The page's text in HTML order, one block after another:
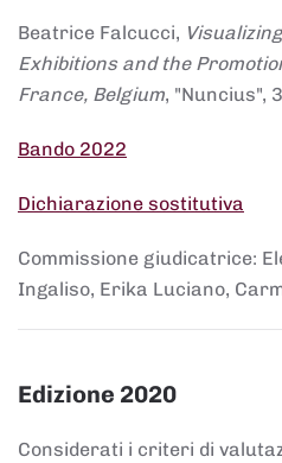
Beatrice Falcucci,
Exhibitions and the
France, Belgium, "Nuncius",
Bando 2022
Dichiarazione sostitutiva
Commissione giudicatrice:
Ingaliso, Erika Luciano,
Edizione 2020
Considerati i criteri di